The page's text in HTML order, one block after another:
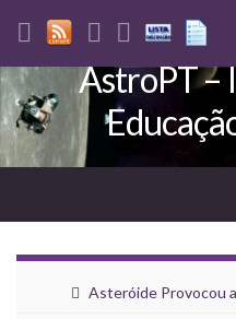
Search for:
AstroPT –
Asteróide Provocou